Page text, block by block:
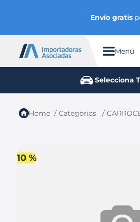
Envío gratis
Menú
Selecciona
Categorias
10 %
TÉRMINOS MÁS BUSCADOS
chevrolet
spark gt